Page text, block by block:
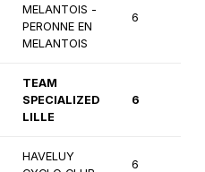
MELANTOIS -
PERONNE EN
MELANTOIS
6
TEAM
SPECIALIZED
LILLE
6
HAVELUY
6